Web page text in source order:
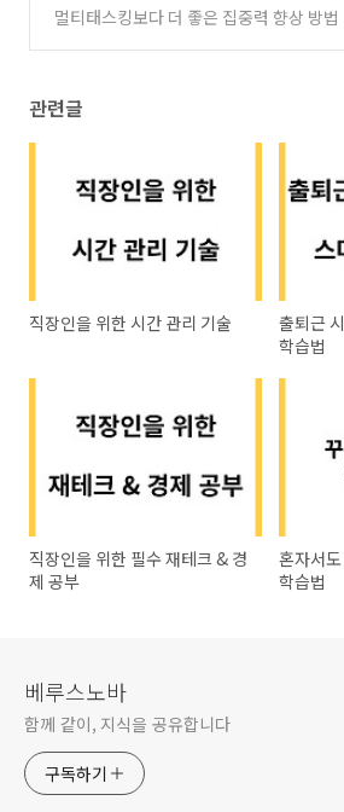
멀티태스킹보다 더 좋은 집중력 향상 방법
관련글
직장인을 위한 시간 관리 기술
출퇴근
학습법
직장인을 위한 필수 재테크 & 경
제 공부
혼자서
학습법
베루스노바
함께 같이, 지식을 공유합니다
구독하기